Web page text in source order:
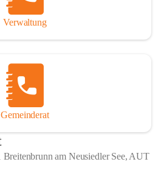
Verwaltung
Gemeinderat
Breitenbrunn am Neusiedler See, AUT